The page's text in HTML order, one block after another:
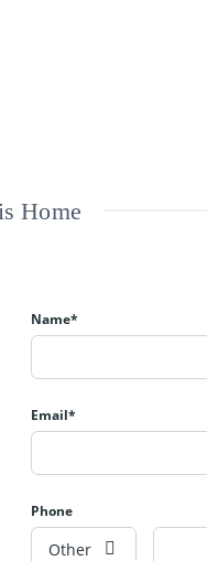
Home
Name*
Email*
Phone
Other